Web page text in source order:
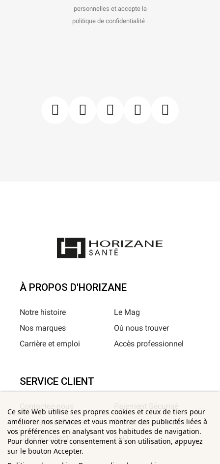
personnelles et accepte la
politique de confidentialité .
Ce site Web utilise ses propres cookies et ceux de tiers pour
améliorer nos services et vous montrer des publicités liées à
vos préférences en analysant vos habitudes de navigation.
Pour donner votre consentement à son utilisation, appuyez
sur le bouton Accepter.
À PROPOS D'HORIZANE
Notre histoire
Nos marques
Carrière et emploi
Le Mag
Où nous trouver
Accès professionnel
SERVICE CLIENT
Livraison et Retour
Click & Collect
Demander un retour
FAQ